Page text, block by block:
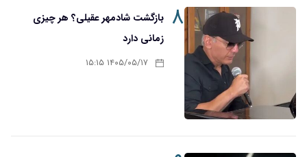
۸ بازگشت شادمهر عقیلی؟ هر چیزی
زمانی دارد
۱۴۰۵/۰۵/۱۷ ۱۵:۱۵